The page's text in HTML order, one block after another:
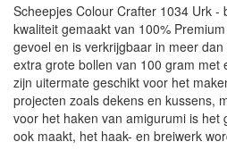
Scheepjes Colour Crafter 1034 Urk -
kwaliteit gemaakt van 100%
gevoel en is verkrijgbaar in meer
extra grote bollen van 100 gram met
zijn uitermate geschikt voor het
projecten zoals dekens en kussens,
voor het haken van amigurumi is het
ook maakt, het haak- en breiwerk